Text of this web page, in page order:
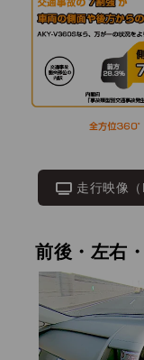
走行映像
前後・左右